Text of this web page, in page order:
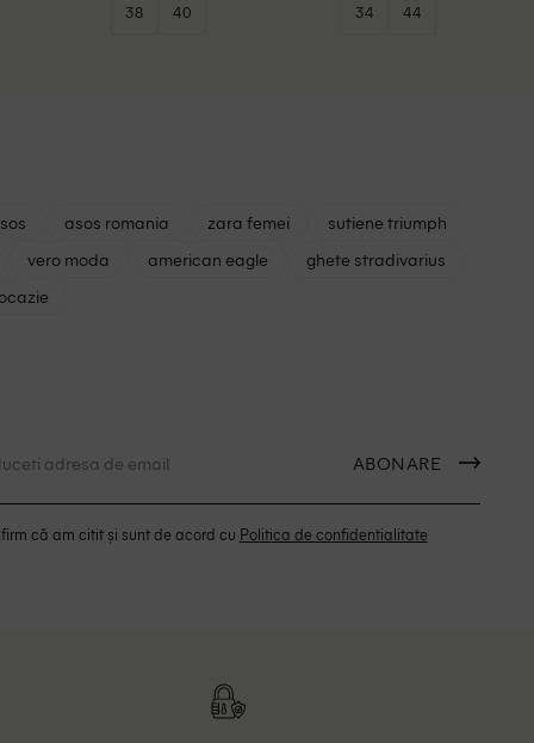
38 40 34 44
asos romania zara femei
sutiene triumph
vero moda american eagle
ghete stradivarius
ABONARE
că am citit și sunt de acord cu Politica de confidentialitate